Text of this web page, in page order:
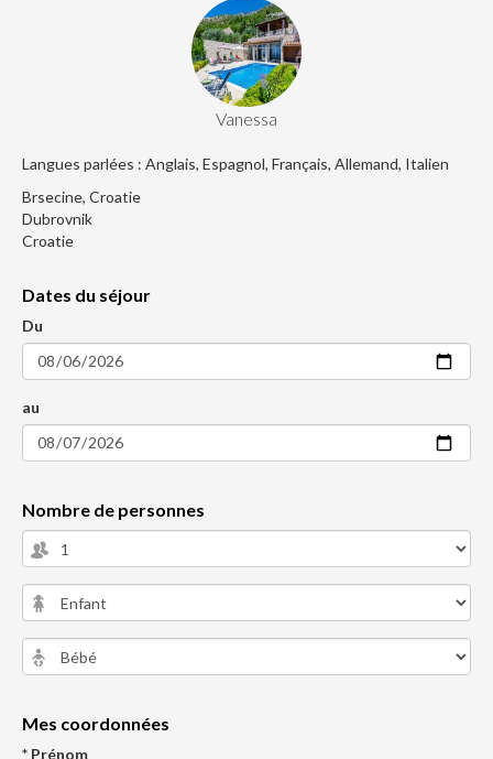
Vanessa
Langues parlées : Anglais, Espagnol, Français, Allemand, Italien
Brsecine, Croatie
Dubrovnik
Croatie
Dates du séjour
Du
au
Nombre de personnes
Mes coordonnées
* Prénom